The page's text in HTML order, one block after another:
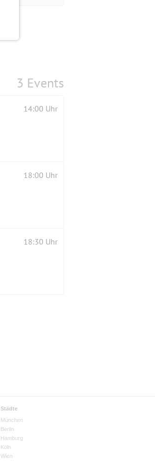
3 Events
14:00 Uhr
18:00 Uhr
18:30 Uhr
Städte
München
Berlin
Hamburg
Köln
Wien